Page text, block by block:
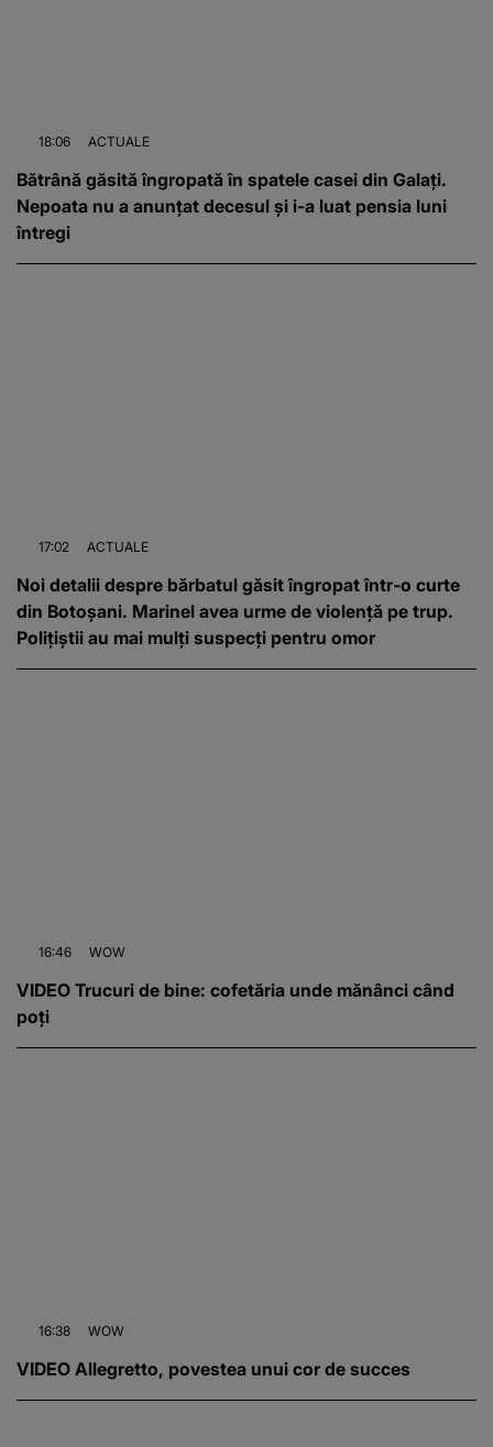
18:06 ACTUALE
Bătrână găsită îngropată în spatele casei din Galați.
Nepoata nu a anunțat decesul și i-a luat pensia luni
întregi
17:02 ACTUALE
Noi detalii despre bărbatul găsit îngropat într-o curte
din Botoșani. Marinel avea urme de violență pe trup.
Polițiștii au mai mulți suspecți pentru omor
16:46 WOW
VIDEO Trucuri de bine: cofetăria unde mănânci când
poți
16:38 WOW
VIDEO Allegretto, povestea unui cor de succes